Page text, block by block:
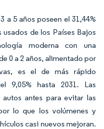
a 5 años poseen el 31,44%
de los Países Bajos
moderna con una
0 a 2 años, alimentado por
es el de más rápido
9,05% hasta 2031. Las
antes para evitar las
lo que los volúmenes y
casi nuevos mejoran.